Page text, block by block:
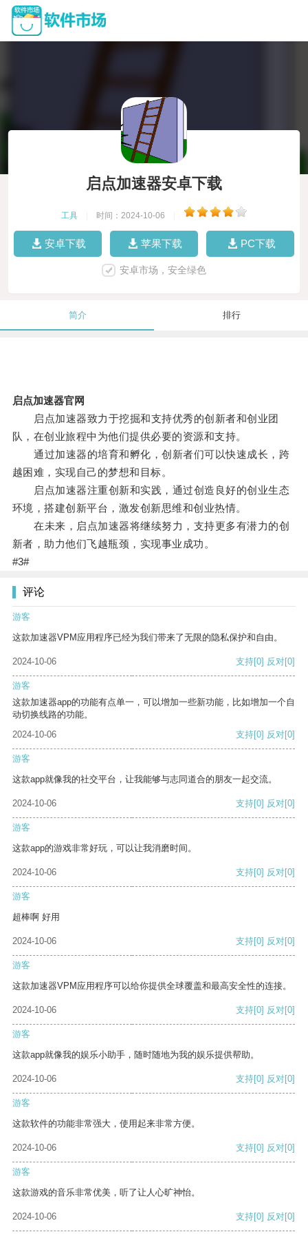
启点加速器安卓下载
工具 时间：2024-10-06
安卓下载 苹果下载 PC下载
安卓市场，安全绿色
简介 排行
启点加速器官网
启点加速器致力于挖掘和支持优秀的创新者和创业团
队，在创业旅程中为他们提供必要的资源和支持。
通过加速器的培育和孵化，创新者们可以快速成长，跨
越困难，实现自己的梦想和目标。
启点加速器注重创新和实践，通过创造良好的创业生态
环境，搭建创新平台，激发创新思维和创业热情。
在未来，启点加速器将继续努力，支持更多有潜力的创
新者，助力他们飞越瓶颈，实现事业成功。
#3#
评论
游客
这款加速器VPM应用程序已经为我们带来了无限的隐私保护和自由。
2024-10-06 支持[0] 反对[0]
游客
这款加速器app的功能有点单一，可以增加一些新功能，比如增加一个自
动切换线路的功能。
2024-10-06
支持[0] 反对[0]
游客
这款app就像我的社交平台，让我能够与志同道合的朋友一起交流。
2024-10-06 支持[0] 反对[0]
游客
这款app的游戏非常好玩，可以让我消磨时间。
2024-10-06 支持[0] 反对[0]
游客
超棒啊 好用
2024-10-06 支持[0] 反对[0]
游客
这款加速器VPM应用程序可以给你提供全球覆盖和最高安全性的连接。
2024-10-06 支持[0] 反对[0]
游客
这款app就像我的娱乐小助手，随时随地为我的娱乐提供帮助。
2024-10-06 支持[0] 反对[0]
游客
这款软件的功能非常强大，使用起来非常方便。
2024-10-06 支持[0] 反对[0]
游客
这款游戏的音乐非常优美，听了让人心旷神怡。
2024-10-06 支持[0] 反对[0]